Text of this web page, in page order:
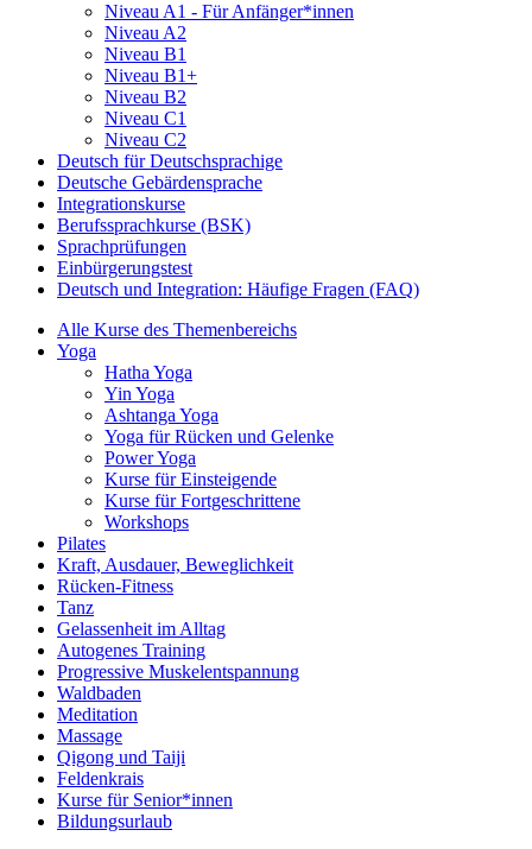
Niveau A1 - Für Anfänger*innen
Niveau A2
Niveau B1
Niveau B1+
Niveau B2
Niveau C1
Niveau C2
Deutsch für Deutschsprachige
Deutsche Gebärdensprache
Integrationskurse
Berufssprachkurse (BSK)
Sprachprüfungen
Einbürgerungstest
Deutsch und Integration: Häufige Fragen (FAQ)
Alle Kurse des Themenbereichs
Yoga
Hatha Yoga
Yin Yoga
Ashtanga Yoga
Yoga für Rücken und Gelenke
Power Yoga
Kurse für Einsteigende
Kurse für Fortgeschrittene
Workshops
Pilates
Kraft, Ausdauer, Beweglichkeit
Rücken-Fitness
Tanz
Gelassenheit im Alltag
Autogenes Training
Progressive Muskelentspannung
Waldbaden
Meditation
Massage
Qigong und Taiji
Feldenkrais
Kurse für Senior*innen
Bildungsurlaub